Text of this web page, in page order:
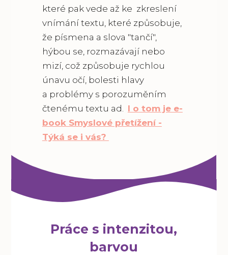
které pak vede až ke zkreslení
vnímání textu, které způsobuje,
že písmena a slova "tančí",
hýbou se, rozmazávají nebo
mizí, což způsobuje rychlou
únavu očí, bolesti hlavy
a problémy s porozuměním
čtenému textu ad. I o tom je e-
book Smyslové přetížení -
Týká se i vás?
Práce s intenzitou,
barvou